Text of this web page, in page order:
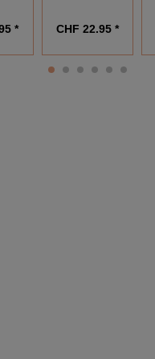
* CHF 22.95 *